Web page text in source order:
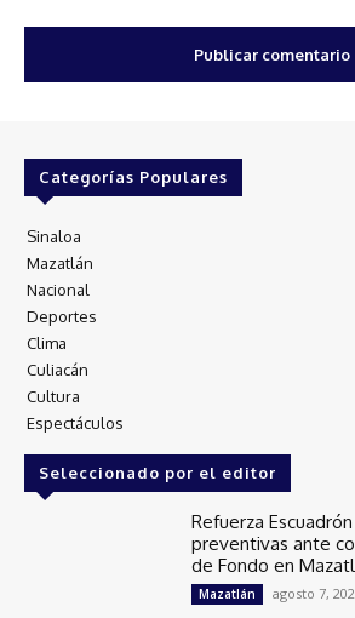
Categorías Populares
Sinaloa
Mazatlán
Nacional
Deportes
Clima
Culiacán
Cultura
Espectáculos
Seleccionado por el editor
Refuerza
preventivas ante
de Fondo en
Mazatlán agosto 7,